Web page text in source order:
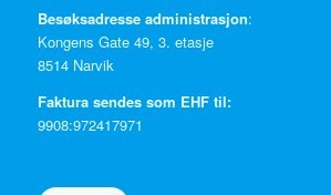
Besøksadresse administrasjon:
Kongens Gate 49, 3. etasje
8514 Narvik
Faktura sendes som EHF til:
9908:972417971